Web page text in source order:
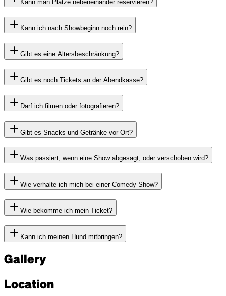
Kann man Plätze nebeneinander reservieren?
Kann ich nach Showbeginn noch rein?
Gibt es eine Altersbeschränkung?
Gibt es noch Tickets an der Abendkasse?
Darf ich filmen oder fotografieren?
Gibt es Snacks und Getränke vor Ort?
Was passiert, wenn eine Show abgesagt, oder verschoben wird?
Wie verhalte ich mich bei einer Comedy Show?
Wie bekomme ich mein Ticket?
Kann ich meinen Hund mitbringen?
Gallery
Location